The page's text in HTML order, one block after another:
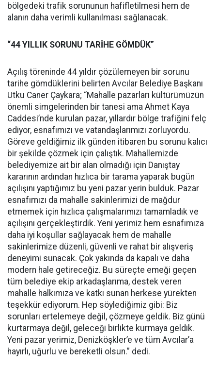
bölgedeki trafik sorununun hafifletilmesi hem de
alanın daha verimli kullanılması sağlanacak.
“44 YILLIK SORUNU TARİHE GÖMDÜK”
Açılış töreninde 44 yıldır çözülemeyen bir sorunu
tarihe gömdüklerini belirten Avcılar Belediye Başkanı
Utku Caner Çaykara; “Mahalle pazarları kültürümüzün
önemli simgelerinden bir tanesi ama Ahmet Kaya
Caddesi’nde kurulan pazar, yıllardır bölge trafiğini felç
ediyor, esnafımızı ve vatandaşlarımızı zorluyordu.
Göreve geldiğimiz ilk günden itibaren bu sorunu kalıcı
bir şekilde çözmek için çalıştık. Mahallemizde
belediyemize ait bir alan olmadığı için Danıştay
kararının ardından hızlıca bir tarama yaparak bugün
açılışını yaptığımız bu yeni pazar yerin bulduk. Pazar
esnafımızı da mahalle sakinlerimizi de mağdur
etmemek için hızlıca çalışmalarımızı tamamladık ve
açılışını gerçekleştirdik. Yeni yerimiz hem esnafımıza
daha iyi koşullar sağlayacak hem de mahalle
sakinlerimize düzenli, güvenli ve rahat bir alışveriş
deneyimi sunacak. Çok yakında da kapalı ve daha
modern hale getireceğiz. Bu süreçte emeği geçen
tüm belediye ekip arkadaşlarıma, destek veren
mahalle halkımıza ve katkı sunan herkese yürekten
teşekkür ediyorum. Hep söylediğimiz gibi: Biz
sorunları ertelemeye değil, çözmeye geldik. Biz günü
kurtarmaya değil, geleceği birlikte kurmaya geldik.
Yeni pazar yerimiz, Denizköşkler’e ve tüm Avcılar’a
hayırlı, uğurlu ve bereketli olsun.” dedi.